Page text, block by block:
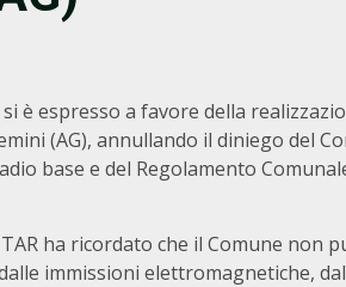
è espresso a favore della
(AG), annullando il diniego del
base e del Regolamento
ha ricordato che il Comune non
immissioni elettromagnetiche,